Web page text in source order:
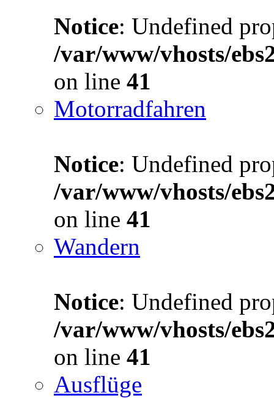
Notice: Undefined
/var/www/vhosts/
on line 41
Motorradfahren
Notice: Undefined
/var/www/vhosts/
on line 41
Wandern
Notice: Undefined
/var/www/vhosts/
on line 41
Ausflüge